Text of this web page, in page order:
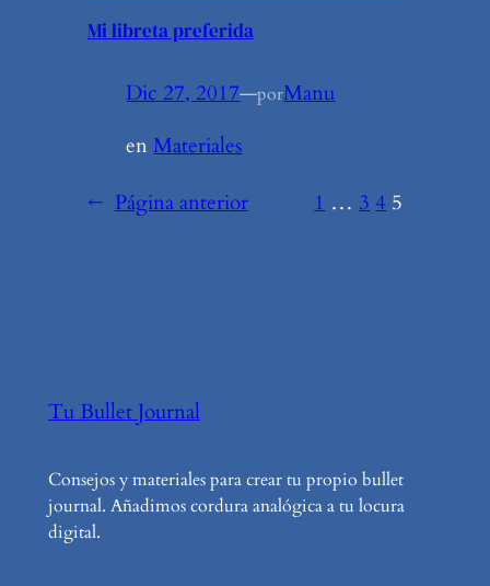
Mi libreta preferida
Dic 27, 2017—porManu
enMateriales
← Página anterior 1 … 3 4 5
Tu Bullet Journal
Consejos y materiales para crear tu propio bullet
journal. Añadimos cordura analógica a tu locura
digital.